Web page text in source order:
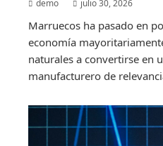
demo julio 30, 2026
Marruecos ha pasado en
economía
naturales a convertirse en
manufacturero de